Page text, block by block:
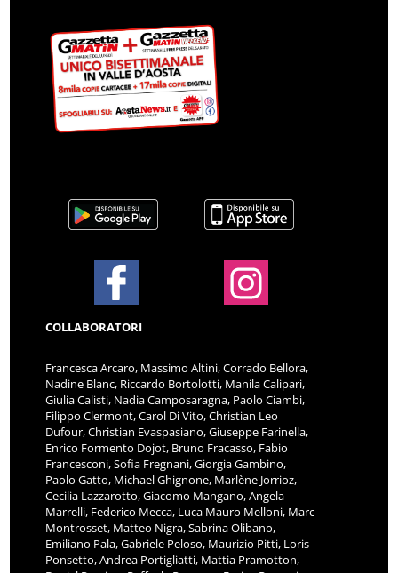
COLLABORATORI
Francesca Arcaro, Massimo Altini, Corrado Bellora,
Nadine Blanc, Riccardo Bortolotti, Manila Calipari,
Giulia Calisti, Nadia Camposaragna, Paolo Ciambi,
Filippo Clermont, Carol Di Vito, Christian Leo
Dufour, Christian Evaspasiano, Giuseppe Farinella,
Enrico Formento Dojot, Bruno Fracasso, Fabio
Francesconi, Sofia Fregnani, Giorgia Gambino,
Paolo Gatto, Michael Ghignone, Marlène Jorrioz,
Cecilia Lazzarotto, Giacomo Mangano, Angela
Marrelli, Federico Mecca, Luca Mauro Melloni, Marc
Montrosset, Matteo Nigra, Sabrina Olibano,
Emiliano Pala, Gabriele Peloso, Maurizio Pitti, Loris
Ponsetto, Andrea Portigliatti, Mattia Pramotton,